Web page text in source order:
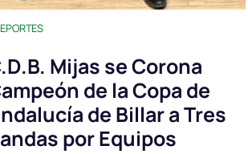
Mijas se Corona
de la Copa de
de Billar a Tres
por Equipos